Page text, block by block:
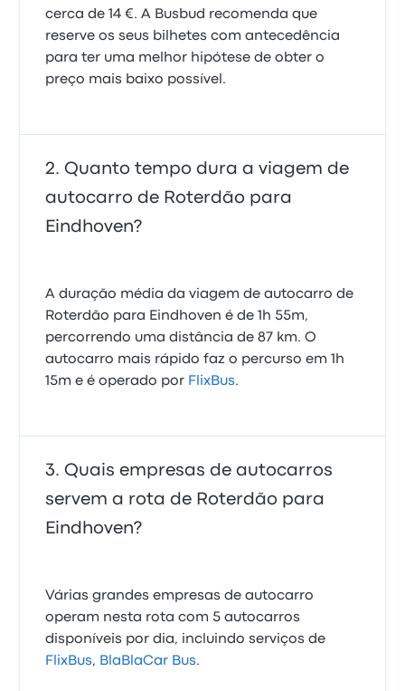
cerca de 14 €. A Busbud recomenda que
reserve os seus bilhetes com antecedência
para ter uma melhor hipótese de obter o
preço mais baixo possível.
Quanto tempo dura a viagem de
autocarro de Roterdão para
Eindhoven?
A duração média da viagem de autocarro de
Roterdão para Eindhoven é de 1h 55m,
percorrendo uma distância de 87 km. O
autocarro mais rápido faz o percurso em 1h
15m e é operado por FlixBus.
Quais empresas de autocarros
servem a rota de Roterdão para
Eindhoven?
Várias grandes empresas de autocarro
operam nesta rota com 5 autocarros
disponíveis por dia, incluindo serviços de
FlixBus, BlaBlaCar Bus.